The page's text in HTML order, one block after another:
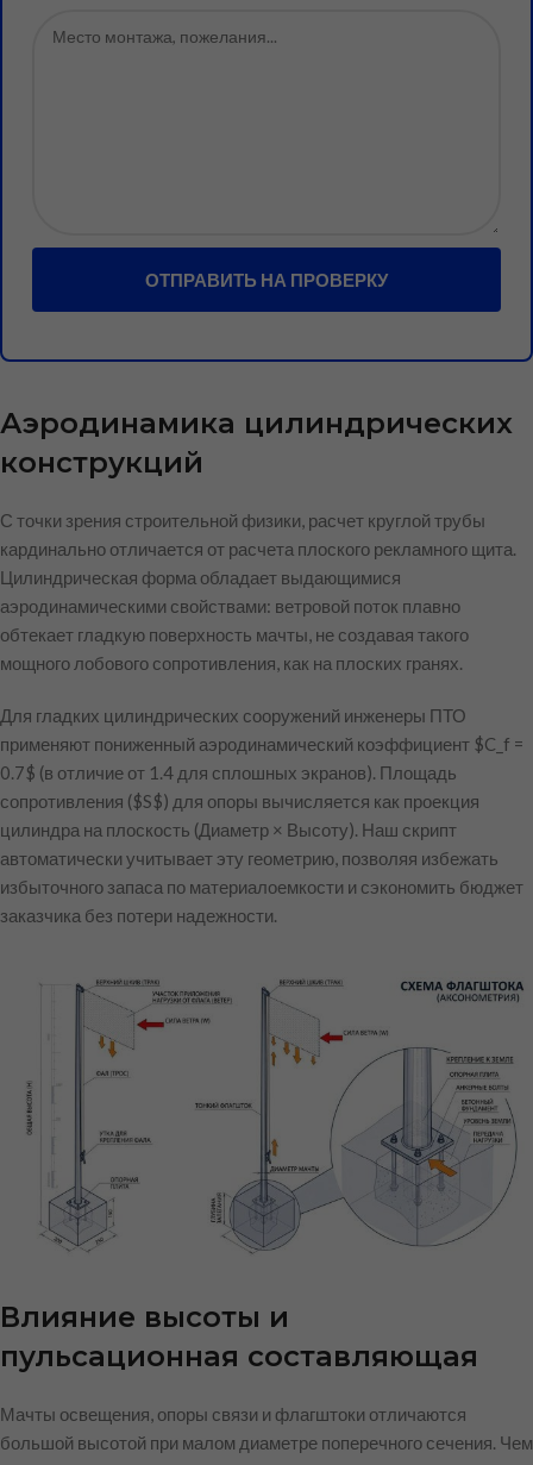
ОТПРАВИТЬ НА ПРОВЕРКУ
Аэродинамика цилиндрических
конструкций
С точки зрения строительной физики, расчет круглой трубы
кардинально отличается от расчета плоского рекламного щита.
Цилиндрическая форма обладает выдающимися
аэродинамическими свойствами: ветровой поток плавно
обтекает гладкую поверхность мачты, не создавая такого
мощного лобового сопротивления, как на плоских гранях.
Для гладких цилиндрических сооружений инженеры ПТО
применяют пониженный аэродинамический коэффициент $C_f =
0.7$ (в отличие от 1.4 для сплошных экранов). Площадь
сопротивления ($S$) для опоры вычисляется как проекция
цилиндра на плоскость (Диаметр × Высоту). Наш скрипт
автоматически учитывает эту геометрию, позволяя избежать
избыточного запаса по материалоемкости и сэкономить бюджет
заказчика без потери надежности.
Влияние высоты и
пульсационная составляющая
Мачты освещения, опоры связи и флагштоки отличаются
большой высотой при малом диаметре поперечного сечения. Чем